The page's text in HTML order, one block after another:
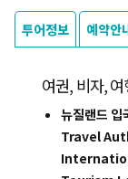
투어정보 예약안
여권, 비자,
뉴질랜드
Travel